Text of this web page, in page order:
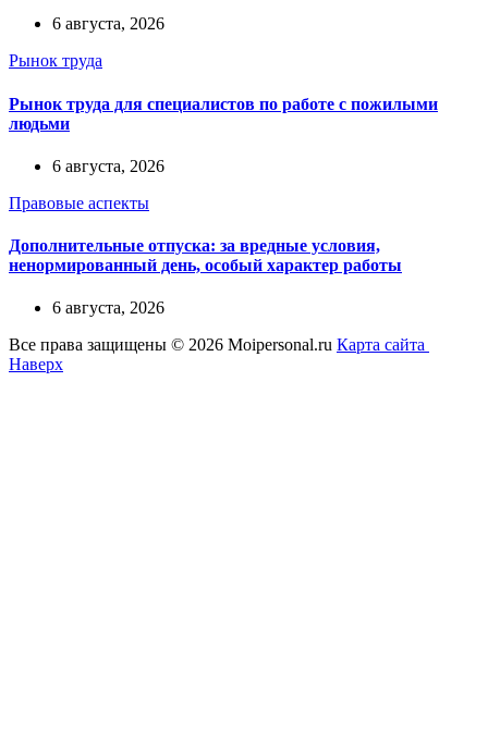
6 августа, 2026
Рынок труда
Рынок труда для специалистов по работе с пожилыми
людьми
6 августа, 2026
Правовые аспекты
Дополнительные отпуска: за вредные условия,
ненормированный день, особый характер работы
6 августа, 2026
Все права защищены © 2026 Moipersonal.ru Карта сайта
Наверх